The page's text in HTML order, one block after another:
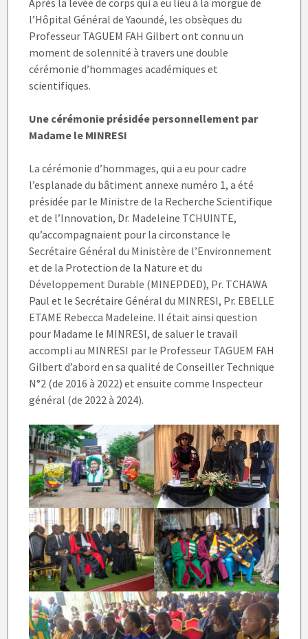
l’Hôpital Général de Yaoundé, les obsèques du
Professeur TAGUEM FAH Gilbert ont connu un
moment de solennité à travers une double
cérémonie d’hommages académiques et
scientifiques.
Une cérémonie présidée personnellement par
Madame le MINRESI
La cérémonie d’hommages, qui a eu pour cadre
l’esplanade du bâtiment annexe numéro 1, a été
présidée par le Ministre de la Recherche Scientifique
et de l’Innovation, Dr. Madeleine TCHUINTE,
qu’accompagnaient pour la circonstance le
Secrétaire Général du Ministère de l’Environnement
et de la Protection de la Nature et du
Développement Durable (MINEPDED), Pr. TCHAWA
Paul et le Secrétaire Général du MINRESI, Pr. EBELLE
ETAME Rebecca Madeleine. Il était ainsi question
pour Madame le MINRESI, de saluer le travail
accompli au MINRESI par le Professeur TAGUEM FAH
Gilbert d’abord en sa qualité de Conseiller Technique
N°2 (de 2016 à 2022) et ensuite comme Inspecteur
général (de 2022 à 2024).